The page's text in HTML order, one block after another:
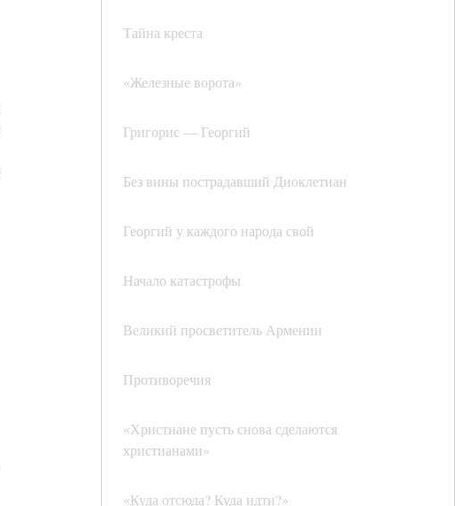
Тайна креста
«Железные ворота»
Григорис — Георгий
Без вины пострадавший Диоклетиан
Георгий у каждого народа свой
Начало катастрофы
Великий просветитель Армении
Противоречия
«Христиане пусть снова сделаются
христианами»
«Куда отсюда? Куда идти?»